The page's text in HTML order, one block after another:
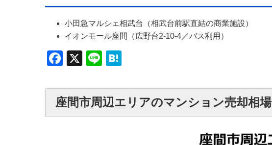
小田急マルシェ相武台（相武台前駅直結の商業施設）
イオンモール座間（広野台2-10-4／バス利用）
Facebook
X Line
座間市周辺エリアのマンション売却相場